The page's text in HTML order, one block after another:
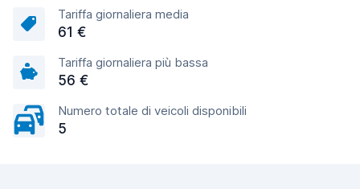
Tariffa giornaliera media
61 €
Tariffa giornaliera più bassa
56 €
Numero totale di veicoli disponibili
5